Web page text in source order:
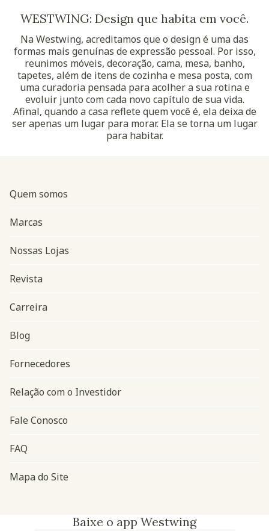
WESTWING: Design que habita em você.
Na Westwing, acreditamos que o design é uma das
formas mais genuínas de expressão pessoal. Por isso,
reunimos móveis, decoração, cama, mesa, banho,
tapetes, além de itens de cozinha e mesa posta, com
uma curadoria pensada para acolher a sua rotina e
evoluir junto com cada novo capítulo de sua vida.
Afinal, quando a casa reflete quem você é, ela deixa de
ser apenas um lugar para morar. Ela se torna um lugar
para habitar.
Navegação do rodapé
Quem somos
Marcas
Nossas Lojas
Revista
Carreira
Blog
Fornecedores
Relação com o Investidor
Fale Conosco
FAQ
Mapa do Site
Baixe o app Westwing